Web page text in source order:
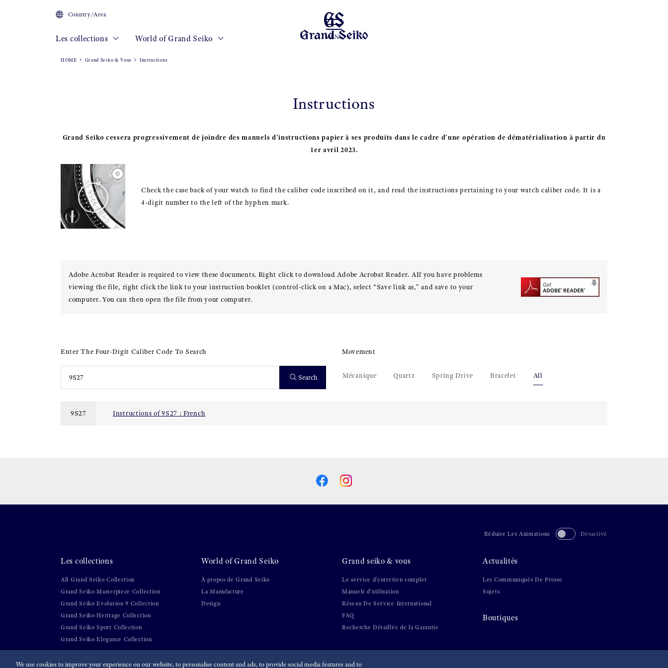
MENU
Country/Area
Les collections World of Grand Seiko
Instructions
HOME Grand Seiko & Vous Instructions
Grand Seiko cessera progressivement de joindre des manuels d'instructions papier à ses produits dans le cadre d'une opération de dématérialisation à partir du
1er avril 2023.
Check the case back of your watch to find the caliber code inscribed on it, and read the instructions pertaining to your watch caliber code. It is a
4-digit number to the left of the hyphen mark.
Adobe Acrobat Reader is required to view these documents. Right click to download Adobe Acrobat Reader. AIf you have problems
viewing the file, right click the link to your instruction booklet (control-click on a Mac), select “Save link as,” and save to your
computer. You can then open the file from your computer.
Enter The Four-Digit Caliber Code To Search
Search
Movement
Mécanique Quartz Spring Drive Bracelet All
9S27 Instructions of 9S27 : French
Réduire Les Animations Désactivé
Les collections
All Grand Seiko Collection
Grand Seiko Masterpiece Collection
Grand Seiko Evolution 9 Collection
Grand Seiko Heritage Collection
Grand Seiko Sport Collection
Grand Seiko Elegance Collection
World of Grand Seiko
À propos de Grand Seiko
La Manufacture
Design
Grand seiko & vous
Le service d'entretien complet
Manuels d’utilisation
Réseau De Service International
FAQ
Recherche Détaillée de la Garantie
Actualités
Les Communiqués De Presse
Sujets
Boutiques
We use cookies to improve your experience on our website, to personalise content and ads, to provide social media features and to